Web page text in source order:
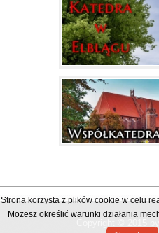
Strona korzysta z plików cookie w celu
Możesz określić warunki działania